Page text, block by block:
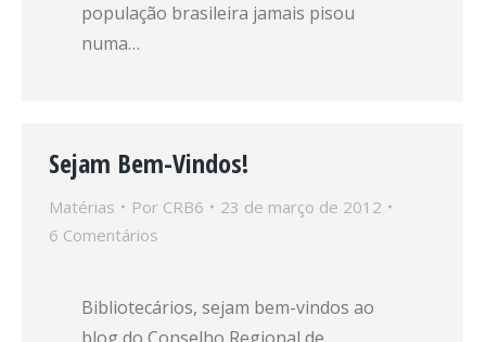
população brasileira jamais pisou
numa…
Sejam Bem-Vindos!
Matérias Por CRB6
23 de março de 2012
6 Comentários
Bibliotecários, sejam bem-vindos ao